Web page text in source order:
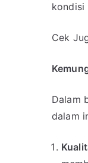
kondisi
Cek
Dalam
dalam